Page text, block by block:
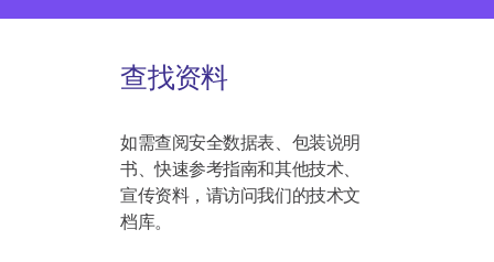
查找资料
如需查阅安全数据表、包装说明
书、快速参考指南和其他技术、
宣传资料，请访问我们的技术文
档库。